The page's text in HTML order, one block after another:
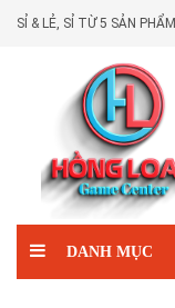
SỈ & LẺ, SỈ TỪ 5 SẢN PHẨM
DANH MỤC